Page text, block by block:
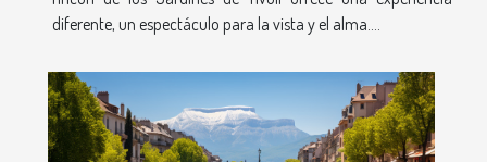
diferente, un espectáculo para la vista y el alma....